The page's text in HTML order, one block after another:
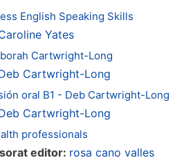
English Speaking Skills
Yates
Cartwright-Long
Cartwright-Long
oral B1 - Deb Cartwright-Long
Cartwright-Long
professionals
editor: rosa cano valles